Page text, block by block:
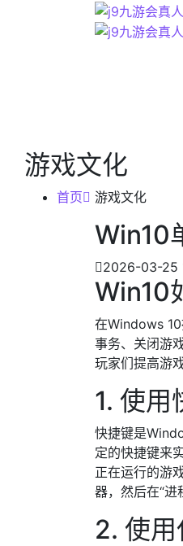
游戏文化
首页 游戏文化
Win10
2026-03-25
Win10
在Windows
事务、关闭游
玩家们提高游
1. 使用
快捷键是
定的快捷键来
正在运行的游
器，然后在“进
2. 使